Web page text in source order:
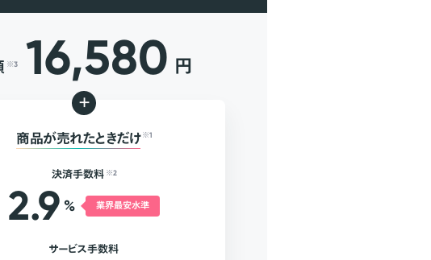
※3 16,580 円
+
商品が売れたときだけ ※1
決済手数料 ※2
2.9 % 業界最安水準
サービス手数料